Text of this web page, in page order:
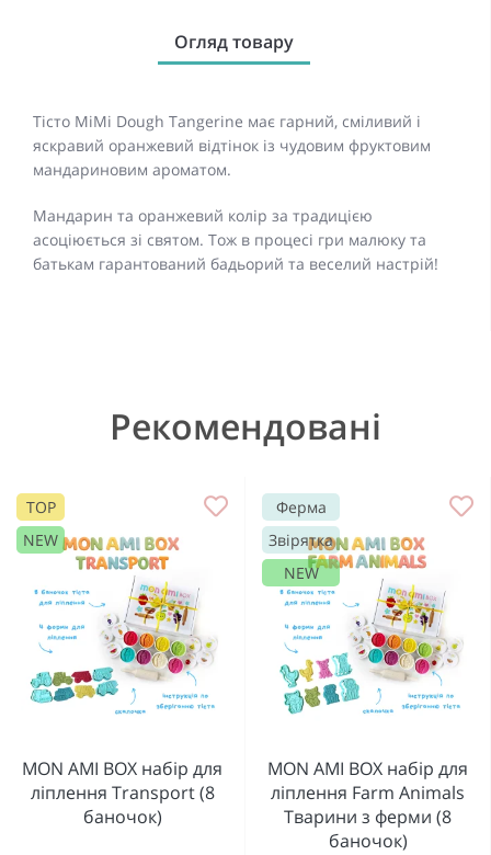
Огляд товару
Тісто MiMi Dough Tangerine має гарний, сміливий і
яскравий оранжевий відтінок із чудовим фруктовим
мандариновим ароматом.
Мандарин та оранжевий колір за традицією
асоціюється зі святом. Тож в процесі гри малюку та
батькам гарантований бадьорий та веселий настрій!
Рекомендовані
TOP
NEW
MON AMI BOX набір для
ліплення Transport (8
баночок)
Ферма
Звірятка
NEW
MON AMI BOX набір для
ліплення Farm Animals
Тварини з ферми (8
баночок)